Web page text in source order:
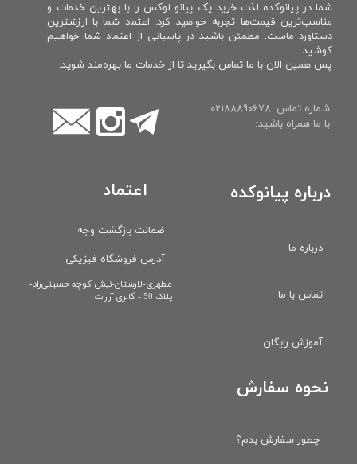
شما در پیانوکده لذت خرید یک پیانو لوکس را با بهترین خدمات و
مناسب‌ترین قیمت‌ها تجربه خواهید کرد. اعتماد شما با ارزشترین
دستاورد ماست. مطمئن باشید در پاسبانی از اعتماد شما خواهیم
کوشید.
پس همین الان با ما تماس بگیرید تا از خدمات ما بهره‌مند شوید.
شماره تماس: 02188890678
با ما همراه باشید:
نحوه سفارش
چطور سفارش بدم؟
اعتماد
ضمانت بازگشت وجه
آدرس فروشگاه فیزیکی
​مطهری-لارستان-نبش کوچه حسینی‌راد-
پلاک 50 - گالری آرارات
درباره پیانوکده
درباره ما
تماس با ما
آموزش رایگان